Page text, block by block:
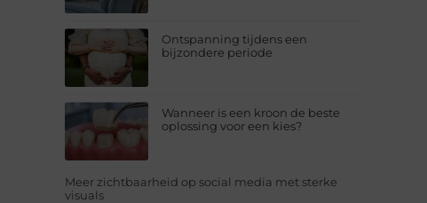
Ontspanning tijdens een
bijzondere periode
Wanneer is een kroon de beste
oplossing voor een kies?
Meer zichtbaarheid op social media met sterke
visuals